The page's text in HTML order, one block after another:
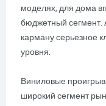
моделях, для дома
бюджетный сегмент.
карману серьезное
уровня.
Виниловые
широкий сегмент